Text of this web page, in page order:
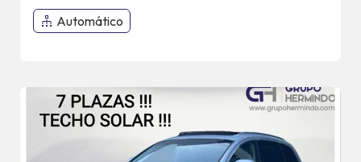
Automático